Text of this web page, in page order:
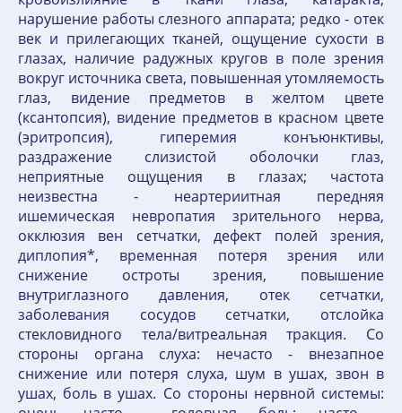
нарушение работы слезного аппарата; редко - отек
век и прилегающих тканей, ощущение сухости в
глазах, наличие радужных кругов в поле зрения
вокруг источника света, повышенная утомляемость
глаз, видение предметов в желтом цвете
(ксантопсия), видение предметов в красном цвете
(эритропсия), гиперемия конъюнктивы,
раздражение слизистой оболочки глаз,
неприятные ощущения в глазах; частота
неизвестна - неартериитная передняя
ишемическая невропатия зрительного нерва,
окклюзия вен сетчатки, дефект полей зрения,
диплопия*, временная потеря зрения или
снижение остроты зрения, повышение
внутриглазного давления, отек сетчатки,
заболевания сосудов сетчатки, отслойка
стекловидного тела/витреальная тракция. Со
стороны органа слуха: нечасто - внезапное
снижение или потеря слуха, шум в ушах, звон в
ушах, боль в ушах. Со стороны нервной системы: